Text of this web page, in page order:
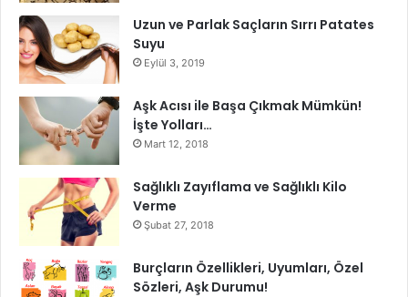
Uzun ve Parlak Saçların Sırrı Patates
Suyu
Eylül 3, 2019
Aşk Acısı ile Başa Çıkmak Mümkün!
İşte Yolları…
Mart 12, 2018
Sağlıklı Zayıflama ve Sağlıklı Kilo
Verme
Şubat 27, 2018
Burçların Özellikleri, Uyumları, Özel
Sözleri, Aşk Durumu!